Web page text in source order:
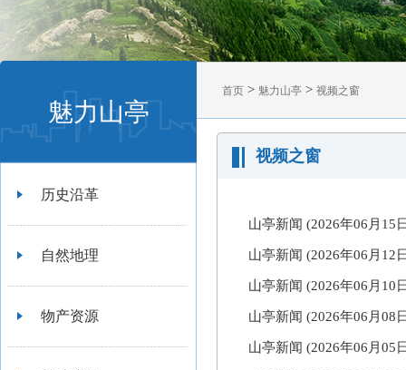
魅力山亭
历史沿革
自然地理
物产资源
首页 > 魅力山亭 > 视频之窗
视频之窗
山亭新闻 (2026年06月15
山亭新闻 (2026年06月12
山亭新闻 (2026年06月10
山亭新闻 (2026年06月08
山亭新闻 (2026年06月05